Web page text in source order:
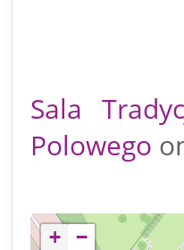
Sala
Polowego
+ −